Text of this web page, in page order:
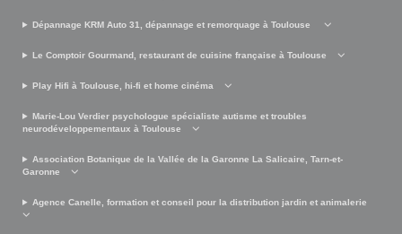
Dépannage KRM Auto 31, dépannage et remorquage à Toulouse
Le Comptoir Gourmand, restaurant de cuisine française à Toulouse
Play Hifi à Toulouse, hi-fi et home cinéma
Marie-Lou Verdier psychologue spécialiste autisme et troubles
neurodéveloppementaux à Toulouse
Association Botanique de la Vallée de la Garonne La Salicaire, Tarn-et-
Garonne
Agence Canelle, formation et conseil pour la distribution jardin et animalerie